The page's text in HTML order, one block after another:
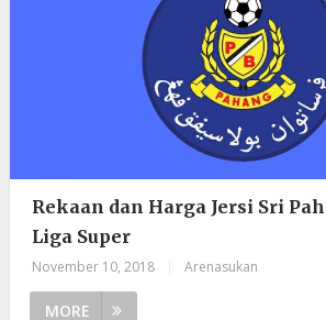
Rekaan dan Harga Jersi Sri
Liga Super
November 10, 2018 Arenasukan
MORE